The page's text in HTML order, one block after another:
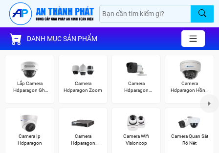
DANH MỤC SẢN PHẨM
Lắp Camera
Hdparagon Ghi
Camera
Hdparagon Zoom
Camera
Hdparagon
Camera
Hdparagon Hồng
Camera Ip
Hdparagon
Camera
Hdparagon
Camera Wifi
Visioncop
Camera Quan Sát
Rõ Nét